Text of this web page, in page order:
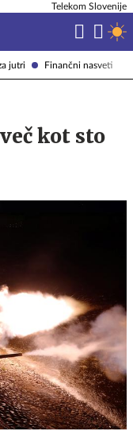
jutri Finančni nasveti
Telekom Slovenije
kot sto